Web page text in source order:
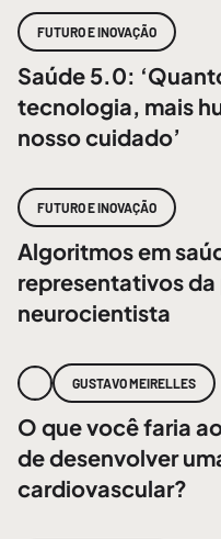
FUTURO E INOVAÇÃO
Saúde 5.0:
tecnologia, mais
nosso cuidado’
FUTURO E INOVAÇÃO
Algoritmos em
representativos
neurocientista
GUSTAVO MEIRELLES
O que você faria
de desenvolver
cardiovascular?